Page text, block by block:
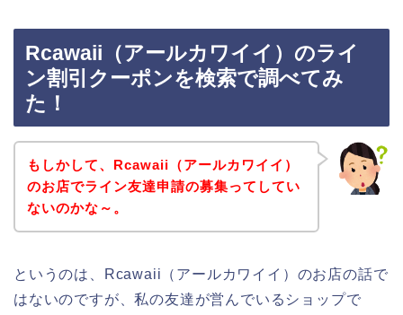
Rcawaii（アールカワイイ）のライ
ン割引クーポンを検索で調べてみ
た！
もしかして、Rcawaii（アールカワイイ）
のお店でライン友達申請の募集ってしてい
ないのかな～。
というのは、Rcawaii（アールカワイイ）のお店の話で
はないのですが、私の友達が営んでいるショップで